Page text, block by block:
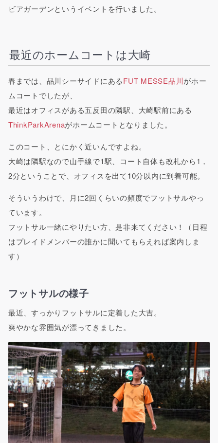
ビアガーデンというイベントを行いました。
最近のホームコートは大崎
春までは、品川シーサイドにあるFUT MESSE品川がホー
ムコートでしたが、
最近はオフィスがある五反田の隣駅、大崎駅前にある
ThinkParkArenaがホームコートとなりました。
このコート、とにかく近いんですよね。
大崎は隣駅なので山手線で1駅、コート自体も改札から1，
2分ということで、オフィスを出て10分以内に到着可能。
そういうわけで、月に2回くらいの頻度でフットサルやっ
ています。
フットサル一緒にやりたい方、是非来てください！（日程
はプレイドメンバーの誰かに聞いてもらえれば案内しま
す）
フットサルの様子
最近、すっかりフットサルに定着した大吉。
爽やかな雰囲気が漂ってきました。